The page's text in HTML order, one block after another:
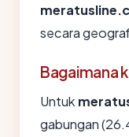
secara
Bagaimana
Untuk
gabungan